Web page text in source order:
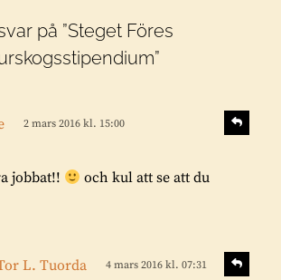
på ”Steget Föres
i
r
2 mars 2016 kl. 15:00
jobbat!!
och kul att se att du
v
L. Tuorda 4 mars 2016 kl. 07:31
v